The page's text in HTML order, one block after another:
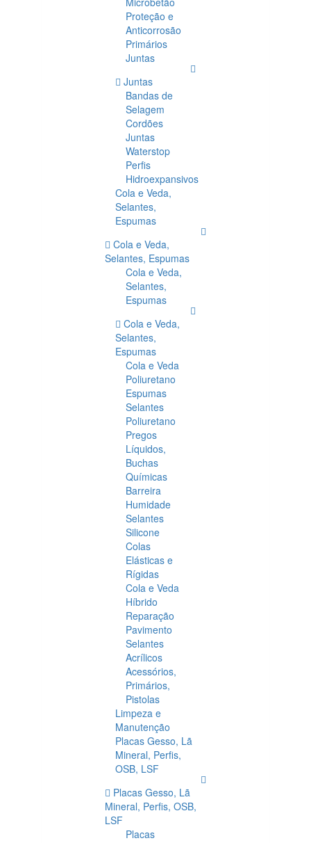
Proteção e
Anticorrosão
Primários
Juntas
Juntas
Bandas de
Selagem
Cordões
Juntas
Waterstop
Perfis
Hidroexpansivos
Cola e Veda,
Selantes,
Espumas
Cola e Veda,
Selantes, Espumas
Cola e Veda,
Selantes,
Espumas
Cola e Veda,
Selantes,
Espumas
Cola e Veda
Poliuretano
Espumas
Selantes
Poliuretano
Pregos
Líquidos,
Buchas
Químicas
Barreira
Humidade
Selantes
Silicone
Colas
Elásticas e
Rígidas
Cola e Veda
Híbrido
Reparação
Pavimento
Selantes
Acrílicos
Acessórios,
Primários,
Pistolas
Limpeza e
Manutenção
Placas Gesso, Lã
Mineral, Perfis,
OSB, LSF
Placas Gesso, Lã
Mineral, Perfis, OSB,
LSF
Placas